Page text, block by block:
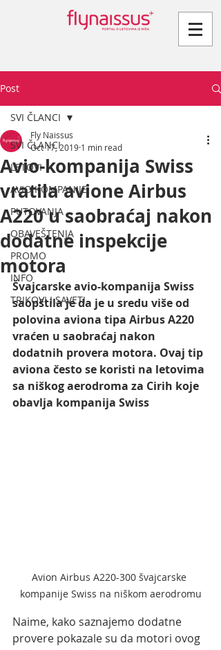
Post
SVI ČLANCI
LETOVI
AVIO KOMPANIJE
PUTOVANJA
OBAVEŠTENJA
PROMO
INFO
TRIKOVI I SAVETI
SVI ČLANCI
Avio-kompanija Swiss
vratila avione Airbus
A220 u saobraćaj nakon
dodatne inspekcije
motora
Fly Naissus
Oct 17, 2019 1 min read
Švajcarske avio-kompanija Swiss
saopštila je da je u sredu više od
polovina aviona tipa Airbus A220
vraćen u saobraćaj nakon
dodatnih provera motora. Ovaj tip
aviona često se koristi na letovima
sa niškog aerodroma za Cirih koje
obavlja kompanija Swiss
Avion Airbus A220-300 švajcarske
kompanije Swiss na niškom aerodromu
Naime, kako saznajemo dodatne
provere pokazale su da motori ovog